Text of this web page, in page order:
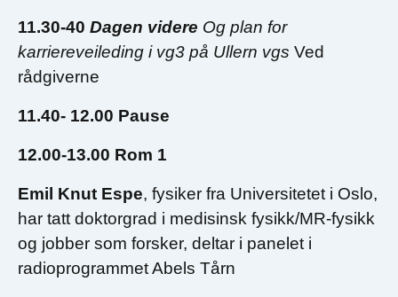
11.30-40 Dagen videre Og plan for
karriereveileding i vg3 på Ullern vgs Ved
rådgiverne
11.40- 12.00 Pause
12.00-13.00 Rom 1
Emil Knut Espe, fysiker fra Universitetet i Oslo,
har tatt doktorgrad i medisinsk fysikk/MR-fysikk
og jobber som forsker, deltar i panelet i
radioprogrammet Abels Tårn